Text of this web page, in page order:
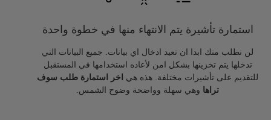
استمارة تأشيرة يتم الانتهاء منها في خطوة واحدة
لن نطلب منك ابدا ان تعيد ادخال اي بيانات. جميع البيانات التي
تدخلها يتم تخزينها بشكل امن لأعاده استخدامها في المستقبل
للتقديم على تأشيرات مختلفة. هذه هي
اخر استمارة طلب سوف
تراها وهي سهلة وواضحة وضوح الشمس.